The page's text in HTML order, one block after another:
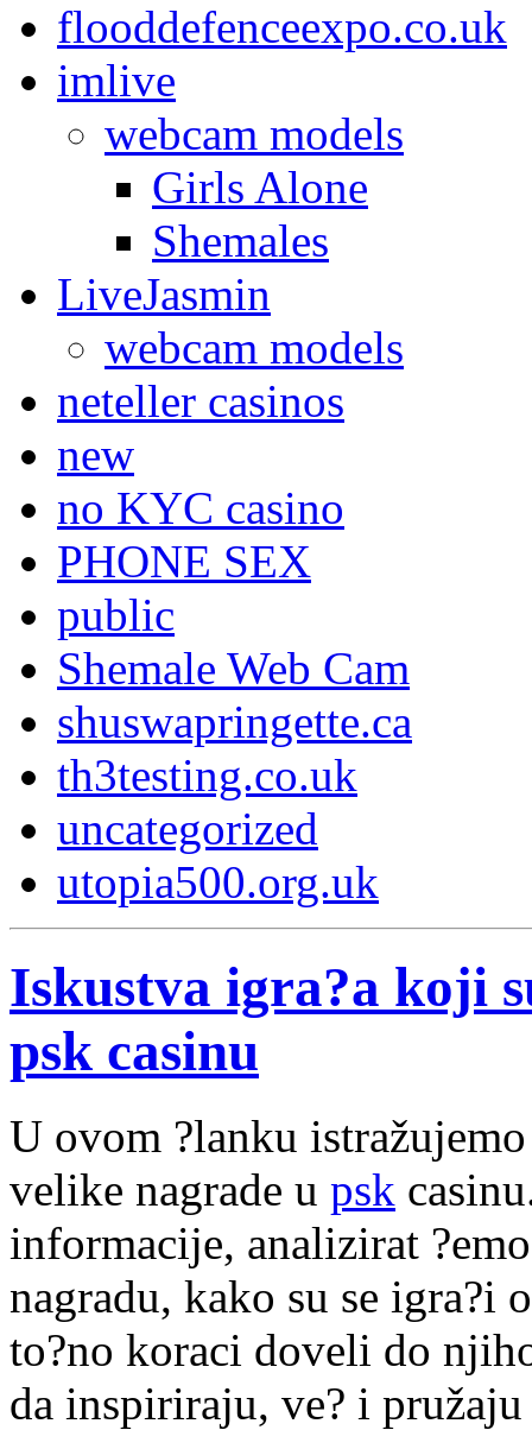
flooddefenceexpo.co.uk
imlive
webcam models
Girls Alone
Shemales
LiveJasmin
webcam models
neteller casinos
new
no KYC casino
PHONE SEX
public
Shemale Web Cam
shuswapringette.ca
th3testing.co.uk
uncategorized
utopia500.org.uk
Iskustva igra?a koji
psk casinu
U ovom ?lanku
velike nagrade u psk
informacije, analizirat
nagradu, kako su se igra?i
to?no koraci doveli do
da inspiriraju, ve? i